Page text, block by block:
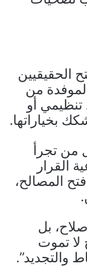
الحقيقيين
من
أو
بخياراتها.
من تجرأ
القرار
المصالح،
بل
لا تموت
والتجديد”.